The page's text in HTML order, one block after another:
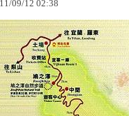
/09/12 02:38